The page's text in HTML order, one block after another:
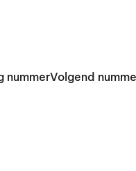
nummerVolgend